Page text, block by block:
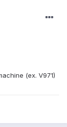
(ex. V971)